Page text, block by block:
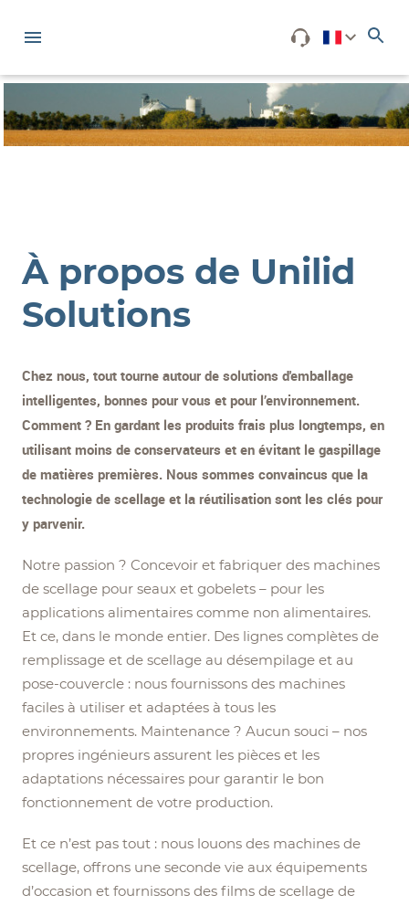
À propos de Unilid
Solutions
Chez nous, tout tourne autour de solutions d'emballage
intelligentes, bonnes pour vous et pour l’environnement.
Comment ? En gardant les produits frais plus longtemps, en
utilisant moins de conservateurs et en évitant le gaspillage
de matières premières. Nous sommes convaincus que la
technologie de scellage et la réutilisation sont les clés pour
y parvenir.
Notre passion ? Concevoir et fabriquer des machines
de scellage pour seaux et gobelets – pour les
applications alimentaires comme non alimentaires.
Et ce, dans le monde entier. Des lignes complètes de
remplissage et de scellage au désempilage et au
pose-couvercle : nous fournissons des machines
faciles à utiliser et adaptées à tous les
environnements. Maintenance ? Aucun souci – nos
propres ingénieurs assurent les pièces et les
adaptations nécessaires pour garantir le bon
fonctionnement de votre production.
Et ce n’est pas tout : nous louons des machines de
scellage, offrons une seconde vie aux équipements
d’occasion et fournissons des films de scellage de